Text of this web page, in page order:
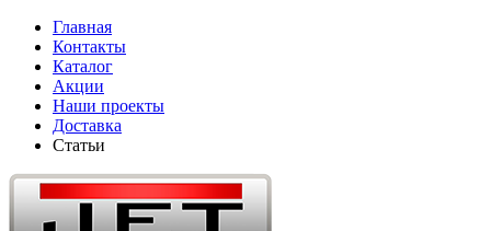
Главная
Контакты
Каталог
Акции
Наши проекты
Доставка
Статьи